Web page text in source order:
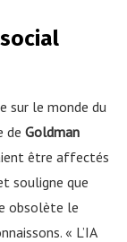
sur le monde du
de Goldman
être affectés
souligne que
obsolète le
« L’IA